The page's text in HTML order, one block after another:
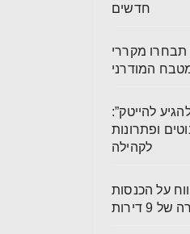
חדשים
תבחרו מקררי
המודרני
להייטק”:
ופתרונות
לקהילה
על הכנסות